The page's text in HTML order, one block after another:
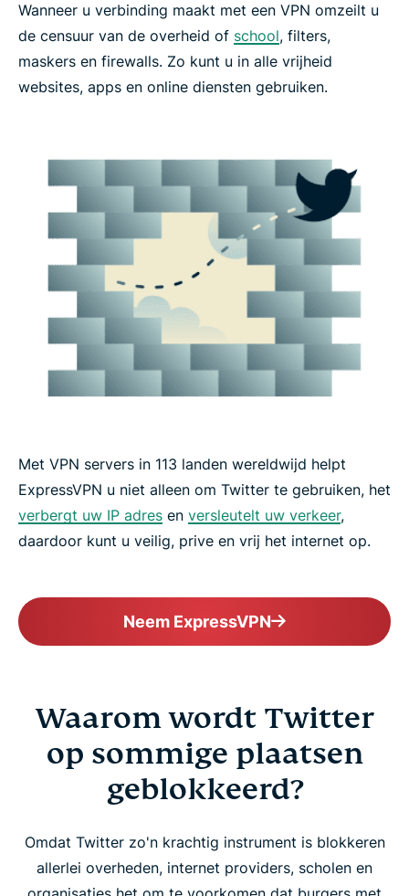
Wanneer u verbinding maakt met een VPN omzeilt u
de censuur van de overheid of school, filters,
maskers en firewalls. Zo kunt u in alle vrijheid
websites, apps en online diensten gebruiken.
Met VPN servers in 113 landen wereldwijd helpt
ExpressVPN u niet alleen om Twitter te gebruiken, het
verbergt uw IP adres en versleutelt uw verkeer,
daardoor kunt u veilig, prive en vrij het internet op.
Neem ExpressVPN
Waarom wordt Twitter
op sommige plaatsen
geblokkeerd?
Omdat Twitter zo'n krachtig instrument is blokkeren
allerlei overheden, internet providers, scholen en